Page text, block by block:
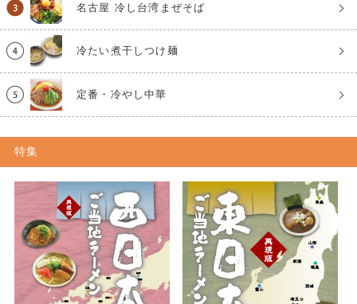
名古屋 冷し台湾まぜそば
冷たい煮干しつけ麺
定番・冷やし中華
特集